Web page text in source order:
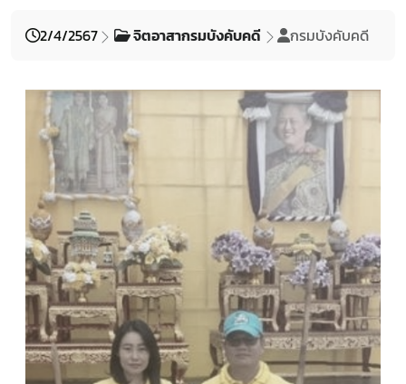
2/4/2567 จิตอาสากรมบังคับคดี กรมบังคับคดี